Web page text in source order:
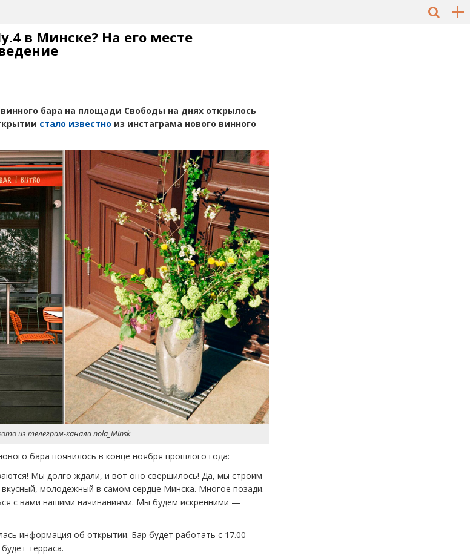
в Минске? На его месте
бара на площади Свободы на днях открылось
стало известно из инстаграма нового винного
из телеграм-канала nola_Minsk
бара появилось в конце ноября прошлого года:
Мы долго ждали, и вот оно свершилось! Да, мы строим
молодежный в самом сердце Минска. Многое позади.
с вами нашими начинаниями. Мы будем искренними —
информация об открытии. Бар будет работать с 17.00
терраса.